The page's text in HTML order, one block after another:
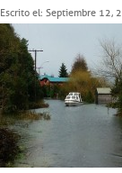
Escrito el: Septiembre 12,